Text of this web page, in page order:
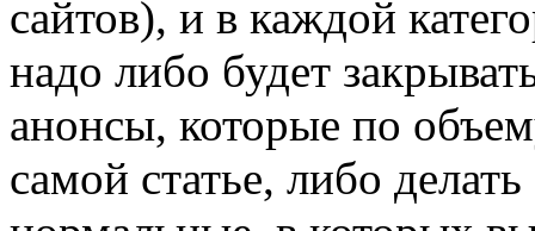
сайтов), и в каждой
надо либо будет
анонсы, которые по
самой статье, либо